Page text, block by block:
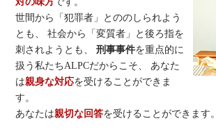
世間から「犯罪者」とののしられよう
とも、
社会から「変質者」と後ろ指を
刺されようとも、
刑事事件を重点的に
扱う私たちALPCだからこそ、
あなた
は親身な対応を受けることができま
す。
あなたは親切な回答を受けることができます。